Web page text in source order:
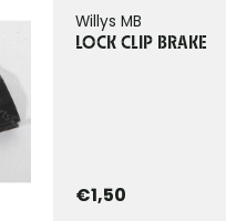
Willys MB
LOCK CLIP BRAKE
€1,50